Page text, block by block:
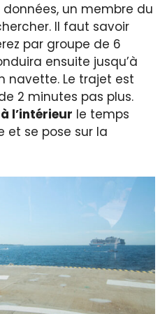
un membre du
Il faut savoir
par groupe de 6
ensuite jusqu’à
navette. Le trajet est
2 minutes pas plus.
l’intérieur le temps
et se pose sur la